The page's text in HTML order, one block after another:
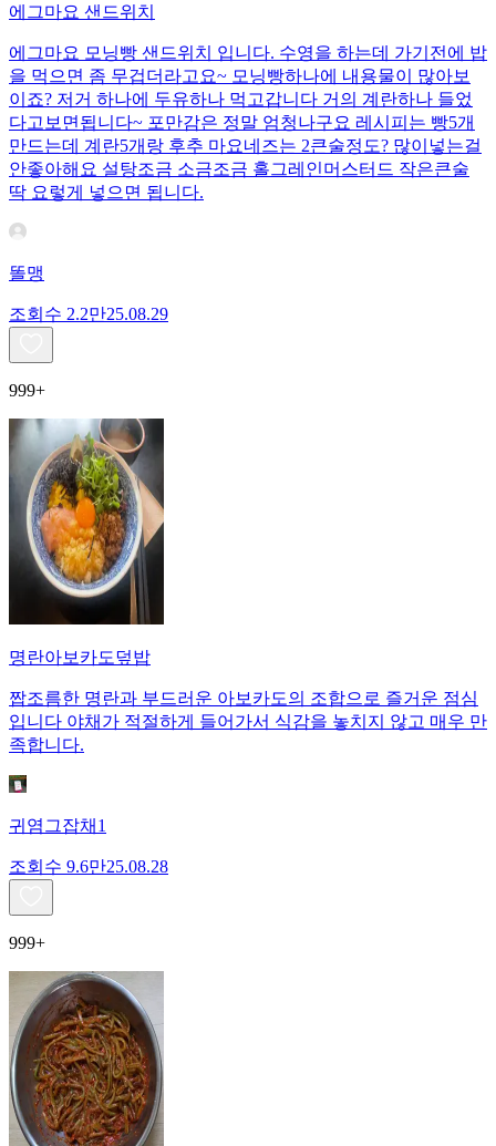
에그마요 샌드위치
에그마요 모닝빵 샌드위치 입니다. 수영을 하는데 가기전에 밥
을 먹으면 좀 무겁더라고요~ 모닝빵하나에 내용물이 많아보
이죠? 저거 하나에 두유하나 먹고갑니다 거의 계란하나 들었
다고보면됩니다~ 포만감은 정말 엄청나구요 레시피는 빵5개
만드는데 계란5개랑 후추 마요네즈는 2큰술정도? 많이넣는걸
안좋아해요 설탕조금 소금조금 홀그레인머스터드 작은큰술
딱 요렇게 넣으면 됩니다.
똘맹
조회수 2.2만25.08.29
999+
명란아보카도덮밥
짭조름한 명란과 부드러운 아보카도의 조합으로 즐거운 점심
입니다 야채가 적절하게 들어가서 식감을 놓치지 않고 매우 만
족합니다.
귀염그잡채1
조회수 9.6만25.08.28
999+